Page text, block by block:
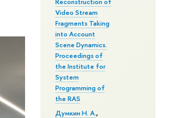
Video Stream
Fragments Taking
into Account
Scene Dynamics.
Proceedings of
the Institute for
System
Programming of
the RAS
Думкин Н. А.,